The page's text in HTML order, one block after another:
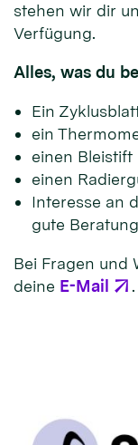
stehen wir dir
Verfügung.
Alles, was du
Ein
ein
einen Bleistift
einen
Interesse an
gute
Bei Fragen und
deine E-Mail .